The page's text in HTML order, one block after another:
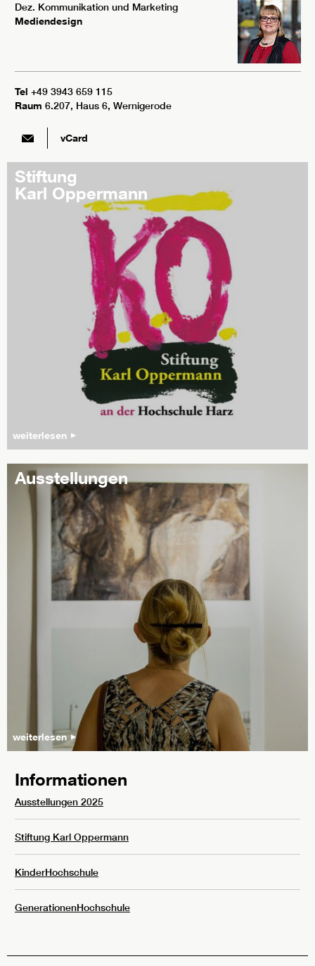
Dez. Kommunikation und Marketing
Mediendesign
Tel +49 3943 659 115
Raum 6.207, Haus 6, Wernigerode
vCard
Stiftung
Karl Oppermann
weiterlesen
Ausstellungen
weiterlesen
Informationen
Ausstellungen 2025
Stiftung Karl Oppermann
KinderHochschule
GenerationenHochschule